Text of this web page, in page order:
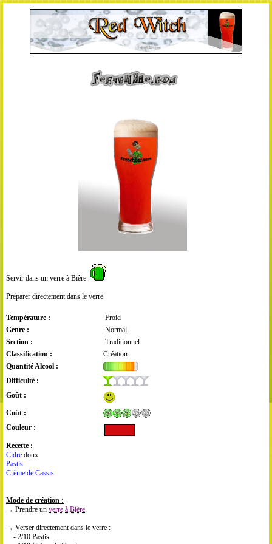
Servir dans un verre à Bière
Préparer directement dans le verre
Température :
Froid
Genre :
Normal
Section :
Traditionnel
Classification :
Création
Quantité Alcool :
Difficulté :
Goût :
Coût :
Couleur :
Recette :
Cidre doux
Pastis
Crème de Cassis
Mode de création :
→ Prendre un verre à Bière.
→ Verser directement dans le verre :
- 2/10 Pastis